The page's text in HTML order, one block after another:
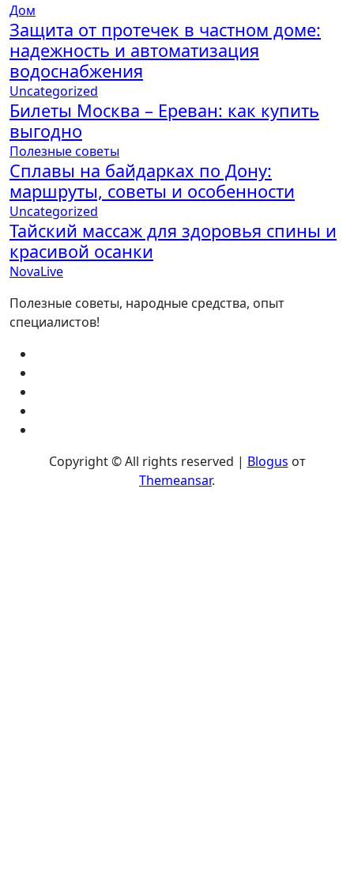
Дом
Защита от протечек в частном доме:
надежность и автоматизация
водоснабжения
Uncategorized
Билеты Москва – Ереван: как купить
выгодно
Полезные советы
Сплавы на байдарках по Дону:
маршруты, советы и особенности
Uncategorized
Тайский массаж для здоровья спины и
красивой осанки
NovaLive
Полезные советы, народные средства, опыт
специалистов!
Copyright © All rights reserved | Blogus от
Themeansar.